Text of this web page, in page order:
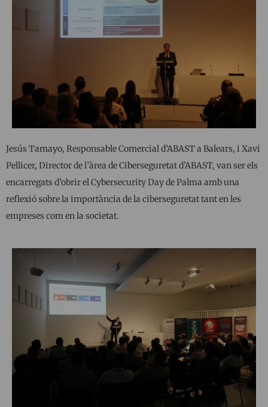
Jesús Tamayo, Responsable Comercial d’ABAST a Balears, i Xavi
Pellicer, Director de l’àrea de Ciberseguretat d’ABAST, van ser els
encarregats d’obrir el Cybersecurity Day de Palma amb una
reflexió sobre la importància de la ciberseguretat tant en les
empreses com en la societat.